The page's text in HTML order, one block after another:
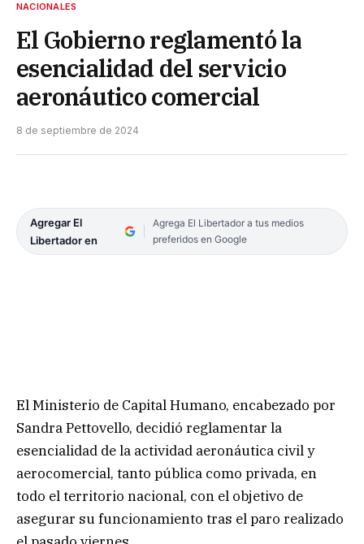
NACIONALES
El Gobierno reglamentó la
esencialidad del servicio
aeronáutico comercial
8 de septiembre de 2024
Agregar El
Libertador en
Agrega El Libertador a tus medios
preferidos en Google
El Ministerio de Capital Humano, encabezado por
Sandra Pettovello, decidió reglamentar la
esencialidad de la actividad aeronáutica civil y
aerocomercial, tanto pública como privada, en
todo el territorio nacional, con el objetivo de
asegurar su funcionamiento tras el paro realizado